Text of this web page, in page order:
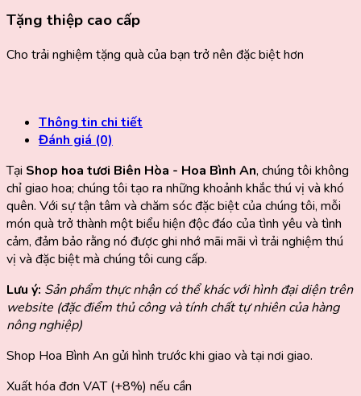
Tặng thiệp cao cấp
Cho trải nghiệm tặng quà của bạn trở nên đặc biệt hơn
Thông tin chi tiết
Đánh giá (0)
Tại Shop hoa tươi Biên Hòa - Hoa Bình An, chúng tôi không
chỉ giao hoa; chúng tôi tạo ra những khoảnh khắc thú vị và khó
quên. Với sự tận tâm và chăm sóc đặc biệt của chúng tôi, mỗi
món quà trở thành một biểu hiện độc đáo của tình yêu và tình
cảm, đảm bảo rằng nó được ghi nhớ mãi mãi vì trải nghiệm thú
vị và đặc biệt mà chúng tôi cung cấp.
Lưu ý: Sản phẩm thực nhận có thể khác với hình đại diện trên
website (đặc điểm thủ công và tính chất tự nhiên của hàng
nông nghiệp)
Shop Hoa Bình An gửi hình trước khi giao và tại nơi giao.
Xuất hóa đơn VAT (+8%) nếu cần